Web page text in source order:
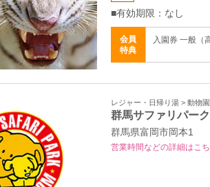
■有効期限：なし
会員
特典
入園券 一般（
レジャー・日帰り湯 > 動物園
群馬サファリパーク
群馬県富岡市岡本1
営業時間などの詳細はこ